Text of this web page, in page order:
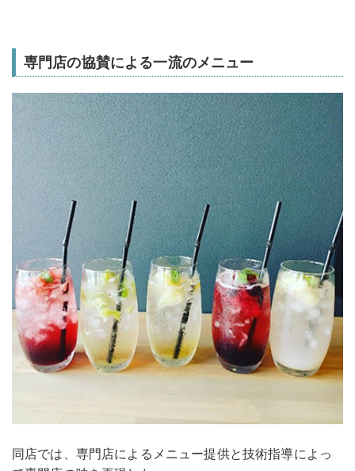
専門店の協賛による一流のメニュー
同店では、専門店によるメニュー提供と技術指導によっ